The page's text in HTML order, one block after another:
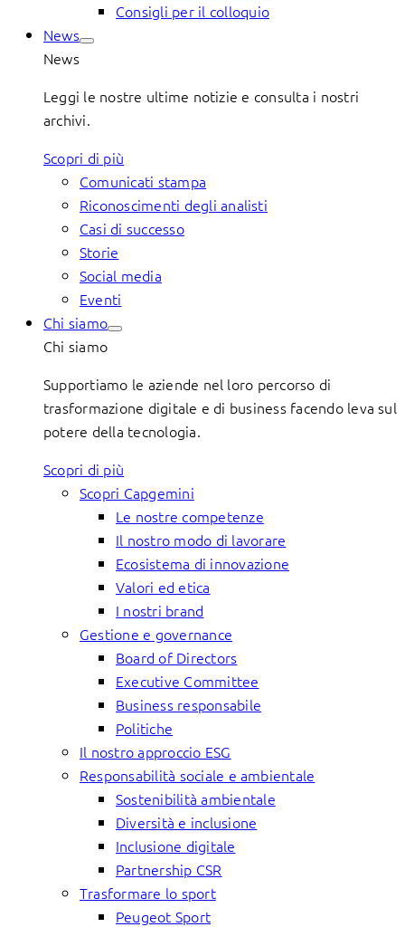
Consigli per il colloquio
News
News
Leggi le nostre ultime notizie e consulta i nostri
archivi.
Scopri di più
Comunicati stampa
Riconoscimenti degli analisti
Casi di successo
Storie
Social media
Eventi
Chi siamo
Chi siamo
Supportiamo le aziende nel loro percorso di
trasformazione digitale e di business facendo leva sul
potere della tecnologia.
Scopri di più
Scopri Capgemini
Le nostre competenze
Il nostro modo di lavorare
Ecosistema di innovazione
Valori ed etica
I nostri brand
Gestione e governance
Board of Directors
Executive Committee
Business responsabile
Politiche
Il nostro approccio ESG
Responsabilità sociale e ambientale
Sostenibilità ambientale
Diversità e inclusione
Inclusione digitale
Partnership CSR
Trasformare lo sport
Peugeot Sport